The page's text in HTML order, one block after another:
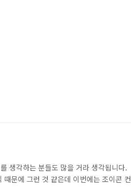
생각하는 분들도 많을 거라 생각됩니다.
문에 그런 것 같은데 이번에는 조이콘 컨